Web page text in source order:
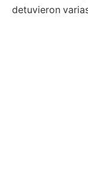
detuvieron